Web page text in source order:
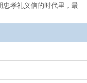
忠孝礼义信的时代里，最